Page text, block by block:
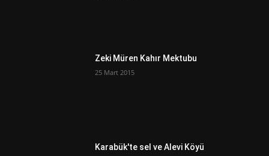
Zeki Müren Kahır Mektubu
25 Mart 2015
Karabük'te sel ve Alevi Köyü